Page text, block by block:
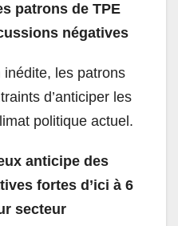
patrons de TPE
négatives
les patrons
d’anticiper les
politique actuel.
anticipe des
fortes d’ici à 6
secteur